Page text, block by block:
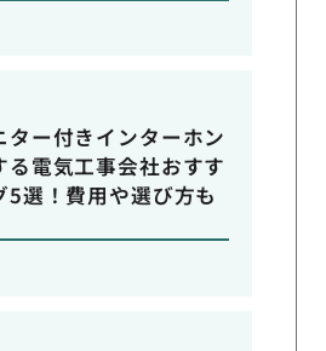
ター付きインターホン
る電気工事会社おすす
5選！費用や選び方も